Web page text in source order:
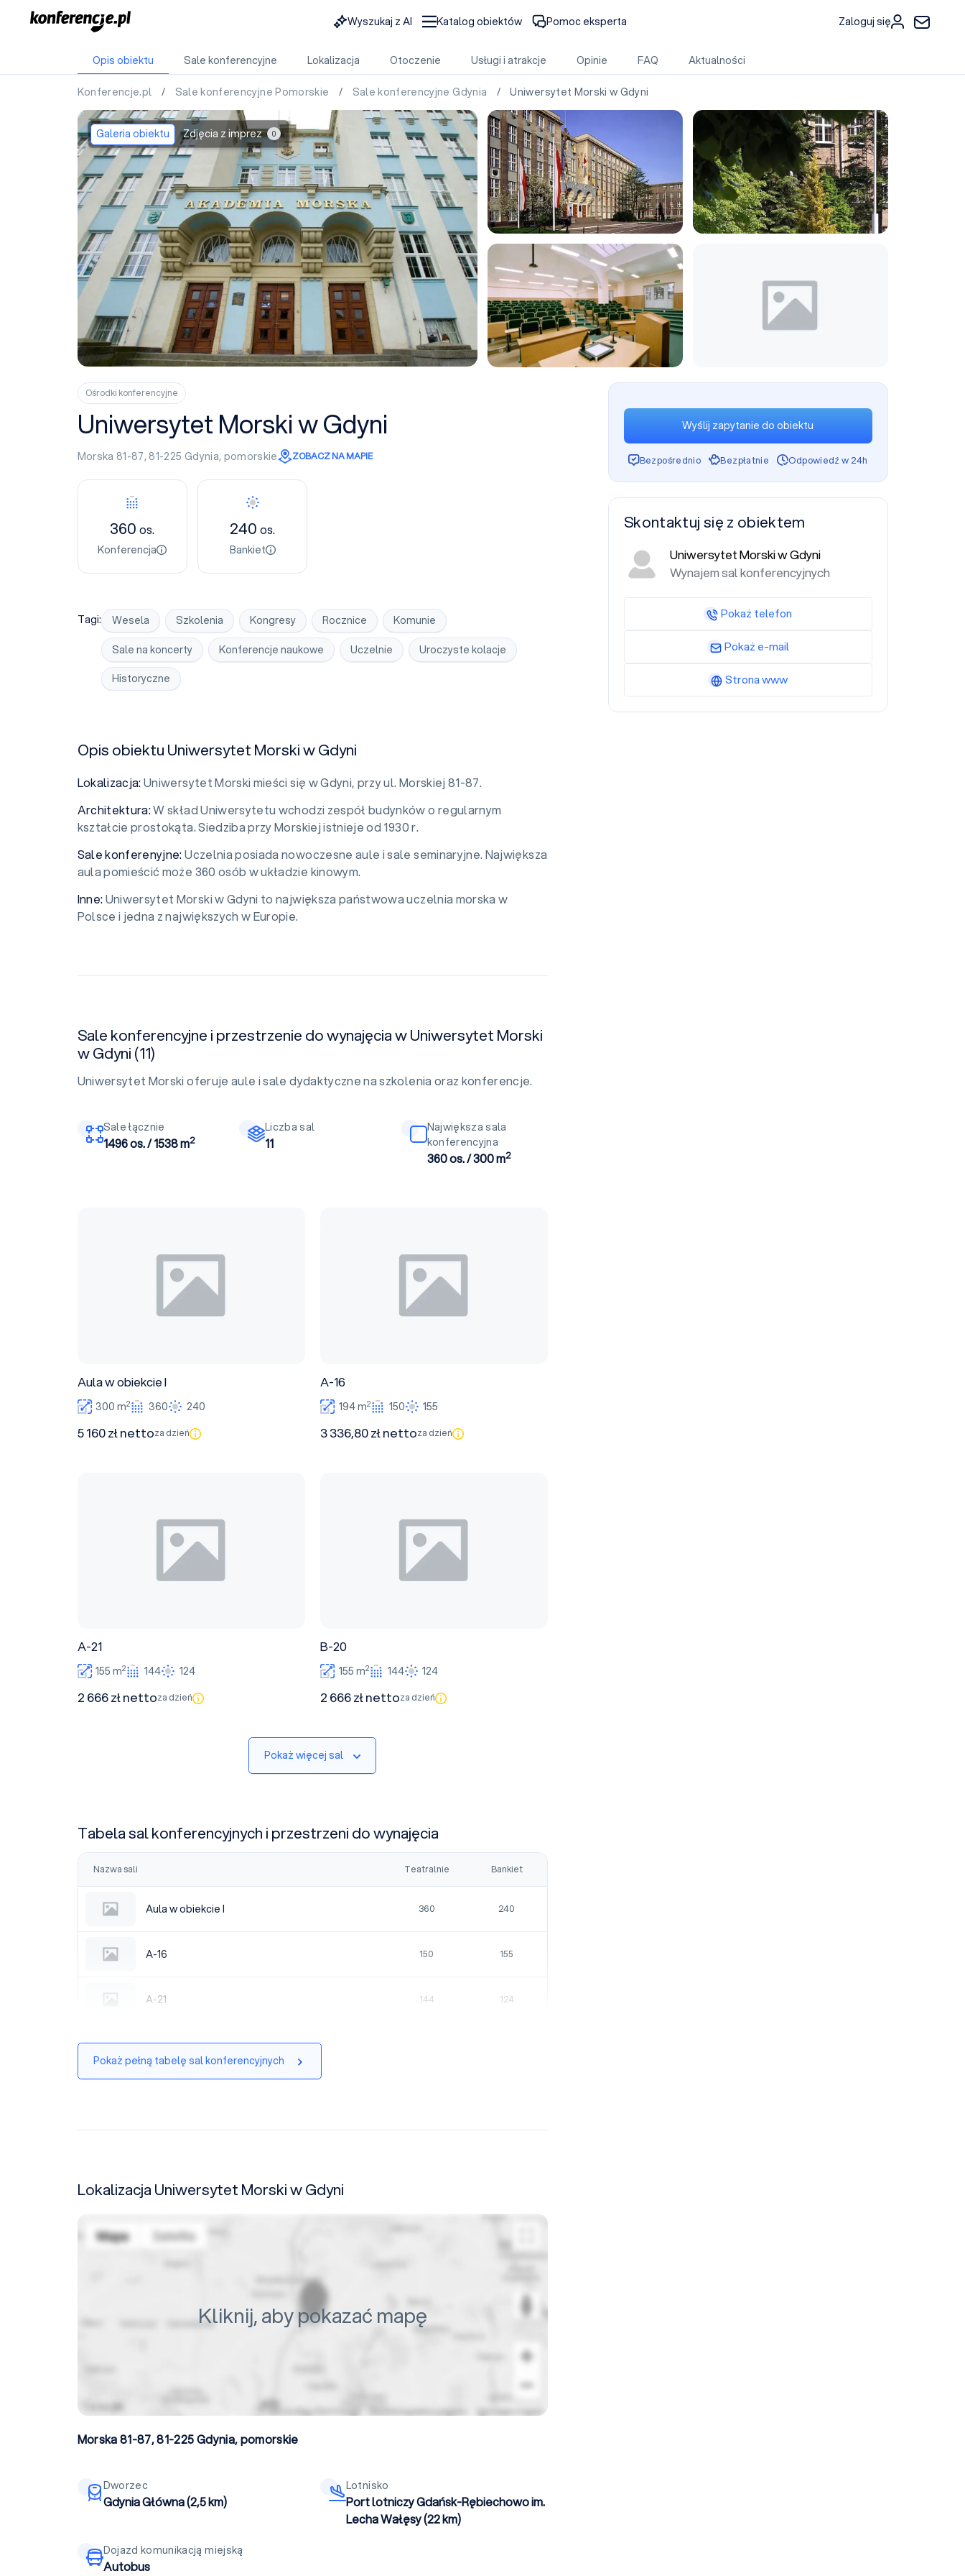
Wyszukaj z AI Katalog obiektów Pomoc eksperta Zaloguj się
Opis obiektu Sale konferencyjne Lokalizacja Otoczenie Usługi i atrakcje Opinie FAQ Aktualności
Konferencje.pl / Sale konferencyjne Pomorskie / Sale konferencyjne Gdynia / Uniwersytet Morski w Gdyni
Galeria obiektu Zdjęcia z imprez 0
Ośrodki konferencyjne
Uniwersytet Morski w Gdyni
Morska 81-87, 81-225 Gdynia, pomorskie ZOBACZ NA MAPIE
Konferencja
360os.
Konferencja
Bankiet
240os.
Bankiet
Tagi: Wesela Szkolenia Kongresy Rocznice Komunie
Sale na koncerty Konferencje naukowe Uczelnie Uroczyste kolacje
Historyczne
Opis obiektu Uniwersytet Morski w Gdyni
Lokalizacja:Uniwersytet Morski mieści się w Gdyni, przy ul. Morskiej 81-87.
Architektura:W skład Uniwersytetu wchodzi zespół budynków o regularnym
kształcie prostokąta. Siedziba przy Morskiej istnieje od 1930 r.
Sale konferenyjne:Uczelnia posiada nowoczesne aule i sale seminaryjne. Największa
aula pomieścić może 360 osób w układzie kinowym.
Inne:Uniwersytet Morski w Gdyni to największa państwowa uczelnia morska w
Polsce i jedna z największych w Europie.
Sale konferencyjne i przestrzenie do wynajęcia w Uniwersytet Morski
w Gdyni (11)
Uniwersytet Morski oferuje aule i sale dydaktyczne na szkolenia oraz konferencje.
Sale łącznie
1496 os. / 1538 m2
Liczba sal
11
Największa sala
konferencyjna
360 os. / 300 m2
Aula w obiekcie I
300 m2 360 240
5 160 zł nettoza dzień
A-16
194 m2 150 155
3 336,80 zł nettoza dzień
A-21
155 m2 144 124
2 666 zł nettoza dzień
B-20
155 m2 144 124
2 666 zł nettoza dzień
Pokaż więcej sal
Tabela sal konferencyjnych i przestrzeni do wynajęcia
Nazwa sali Teatralnie Bankiet
Aula w obiekcie I
Aula w obiekcie I 360 240
A-16
A-16 150 155
A-21 144 124
Pokaż pełną tabelę sal konferencyjnych
Lokalizacja Uniwersytet Morski w Gdyni
Kliknij, aby pokazać mapę
Morska 81-87, 81-225Gdynia,pomorskie
Dworzec
Gdynia Główna (2,5 km)
Lotnisko
Port lotniczy Gdańsk-Rębiechowo im.
Lecha Wałęsy (22 km)
Dojazd komunikacją miejską
Autobus
Wyślij zapytanie do obiektu
Bezpośrednio Bezpłatnie Odpowiedź w 24h
Skontaktuj się z obiektem
Uniwersytet Morski w Gdyni
Wynajem sal konferencyjnych
Pokaż telefon
Pokaż e-mail
Strona www